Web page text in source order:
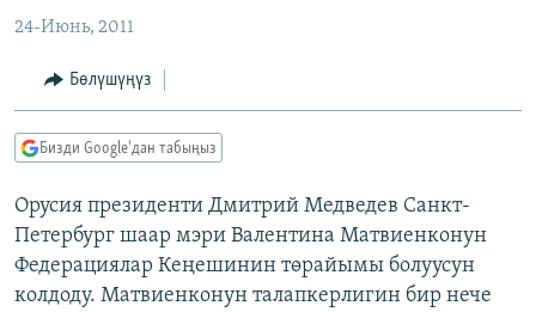
ЭКОНОМИКА
МАДАНИЯТ
БОРБОР АЗИЯ
АТАЙЫН ИЛИКТӨӨ
ТВ ПРОГРАММАЛАР
ЭКСПЕРТТЕР ТАЛДАЙТ
БИЗ ЖАНА ДҮЙНӨ
ДАНИСТЕ
ЭЖЕ-СИҢДИЛЕР
ӨЗГӨЧӨ ПИКИР
Русский
ОНЛАЙН ШЕРИНЕ
24-Июнь, 2011
Бөлүшүңүз
Бизди Google'дан табыңыз
Орусия президенти Дмитрий Медведев Санкт-
Петербург шаар мэри Валентина Матвиенконун
Федерациялар Кеңешинин төрайымы болуусун
колдоду. Матвиенконун талапкерлигин бир нече